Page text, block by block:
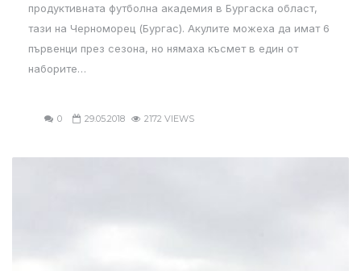
продуктивната футболна академия в Бургаска област,
тази на Черноморец (Бургас). Акулите можеха да имат 6
първенци през сезона, но нямаха късмет в един от
наборите…
0 29.05.2018 2172 VIEWS